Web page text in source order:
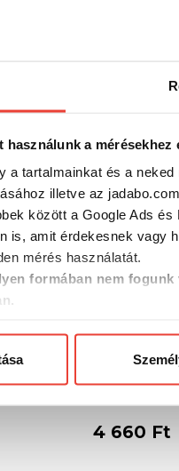
a
a tartalmainkat és a
illetve az
között a Google Ads
is, amit érdekesnek vagy
mérés használatát.
formában nem
DUEL L-
4 660 Ft